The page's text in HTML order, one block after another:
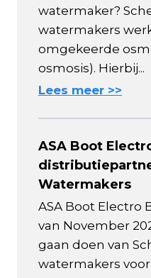
watermaker?
watermakers
omgekeerde
osmosis). Hierbij...
Lees meer >>
ASA Boot
Watermakers
ASA Boot Electro
van November
gaan doen van
watermakers